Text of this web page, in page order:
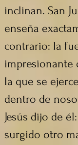
inclinan. San
enseña
contrario: la
impresionante
la que se
dentro de
Jesús dijo de
surgido otro